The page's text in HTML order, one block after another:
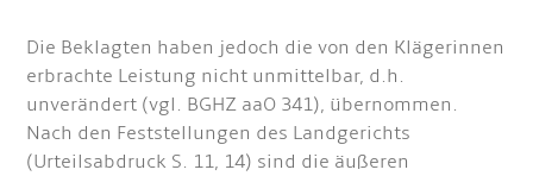
Die Beklagten haben jedoch die von den Klägerinnen
erbrachte Leistung nicht unmittelbar, d.h.
unverändert (vgl. BGHZ aaO 341), übernommen.
Nach den Feststellungen des Landgerichts
(Urteilsabdruck S. 11, 14) sind die äußeren